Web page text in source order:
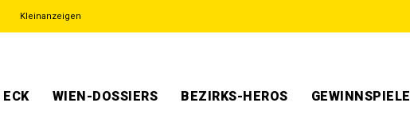
Kleinanzeigen
WIEN-DOSSIERS BEZIRKS-HEROS GEWINNSPIELE